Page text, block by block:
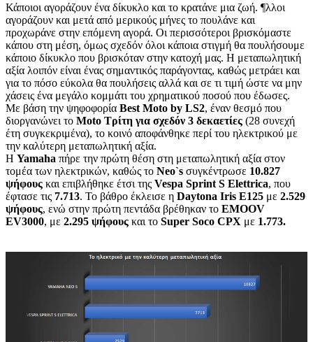
Κάποιοι αγοράζουν ένα δίκυκλο και το κρατάνε μια ζωή. ¶λλοι
αγοράζουν και μετά από μερικούς μήνες το πουλάνε και
προχωράνε στην επόμενη αγορά. Οι περισσότεροι βρισκόμαστε
κάπου στη μέση, όμως σχεδόν όλοι κάποια στιγμή θα πουλήσουμε
κάποιο δίκυκλο που βρισκόταν στην κατοχή μας. Η μεταπωλητική
αξία λοιπόν είναι ένας σημαντικός παράγοντας, καθώς μετράει και
για το πόσο εύκολα θα πουλήσεις αλλά και σε τι τιμή ώστε να μην
χάσεις ένα μεγάλο κομμάτι του χρηματικού ποσού που έδωσες.
Με βάση την ψηφοφορία Best Moto by LS2, έναν θεσμό που
διοργανώνει το Moto Τρίτη για σχεδόν 3 δεκαετίες (28 συνεχή
έτη συγκεκριμένα), το κοινό αποφάνθηκε περί του ηλεκτρικού με
την καλύτερη μεταπωλητική αξία.
Η Yamaha πήρε την πρώτη θέση στη μεταπωλητική αξία στον
τομέα των ηλεκτρικών, καθώς το Neo`s συγκέντρωσε 10.827
ψήφους και επιβλήθηκε έτσι της Vespa Sprint S Elettrica, που
έφτασε τις 7.713. Το βάθρο έκλεισε η Daytona Iris E125 με 2.529
ψήφους, ενώ στην πρώτη πεντάδα βρέθηκαν το EMOOV
EV3000, με 2.295 ψήφους και το Super Soco CPX με 1.773.